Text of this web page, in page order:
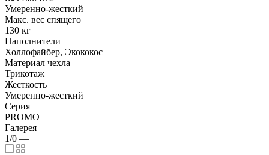
Умеренно-жесткий
Макс. вес спящего
130 кг
Наполнители
Холлофайбер, Экококос
Материал чехла
Трикотаж
Жесткость
Умеренно-жесткий
Серия
PROMO
Галерея
1/0 —